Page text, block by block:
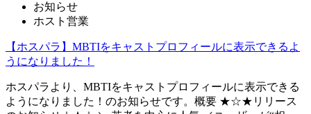
お知らせ
ホスト営業
【ホスパラ】MBTIをキャストプロフィールに表示できるよ
うになりました！
ホスパラより、MBTIをキャストプロフィールに表示できる
ようになりました！のお知らせです。概要 ★☆★リリース